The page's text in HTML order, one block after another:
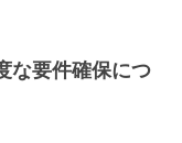
な要件確保につ